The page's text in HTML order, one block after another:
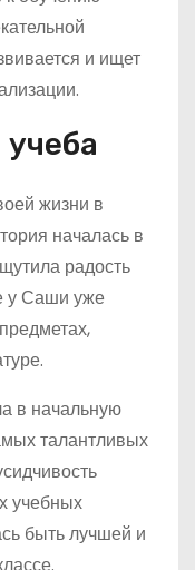
и ищет
жизни в
началась в
радость
у Саши уже
в начальную
талантливых
учебных
быть лучшей и